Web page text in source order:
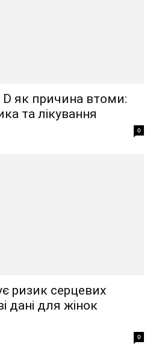
D як причина втоми:
та лікування
0
ризик серцевих
дані для жінок
0